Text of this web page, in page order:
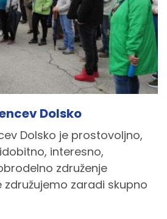
Dolsko
Dolsko je prostovoljno,
interesno,
združenje
združujemo zaradi skupno